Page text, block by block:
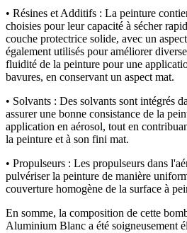
• Résines et Additifs : La peinture
choisies pour leur capacité à sécher
couche protectrice solide, avec un
également utilisés pour améliorer
fluidité de la peinture pour une
bavures, en conservant un aspect mat.
• Solvants : Des solvants sont intégrés
assurer une bonne consistance de la
application en aérosol, tout en
la peinture et à son fini mat.
• Propulseurs : Les propulseurs dans
pulvériser la peinture de manière
couverture homogène de la surface à
En somme, la composition de cette
Aluminium Blanc a été soigneusement